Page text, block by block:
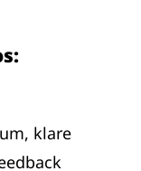
klare